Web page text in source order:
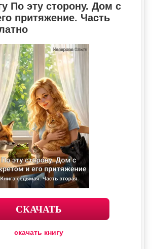
По эту сторону. Дом с
притяжение. Часть
СКАЧАТЬ
скачать книгу